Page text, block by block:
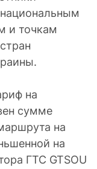
и точкам
на
сумме
на
на
ГТС GTSOU